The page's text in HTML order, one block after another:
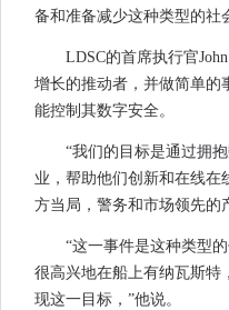
备和准备减少这种类型的社
LDSC的首席执行官
增长的推动者，并做简单的
能控制其数字安全。
“我们的目标是通过拥
业，帮助他们创新和在线在
方当局，警务和市场领先的
“这一事件是这种类型
很高兴地在船上有纳瓦斯特
现这一目标，”他说。